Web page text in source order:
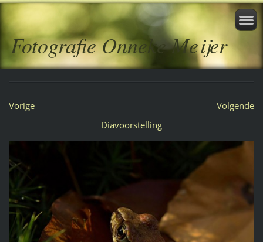
Fotografie Onneke Meijer
Vorige
Volgende
Diavoorstelling